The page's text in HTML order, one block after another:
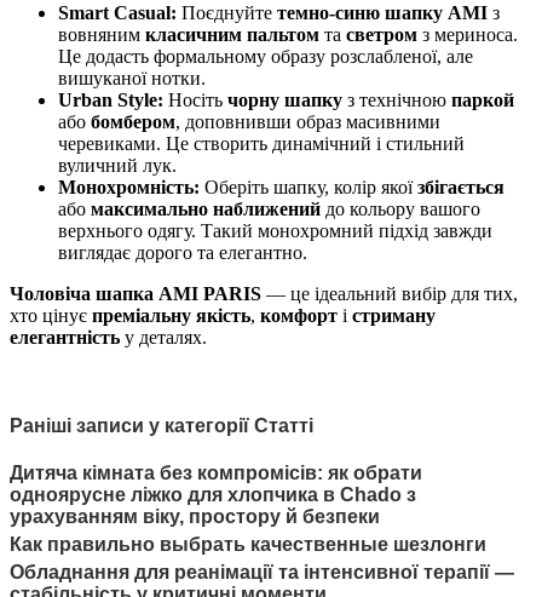
Smart Casual: Поєднуйте темно-синю шапку AMI з
вовняним класичним пальтом та светром з мериноса.
Це додасть формальному образу розслабленої, але
вишуканої нотки.
Urban Style: Носіть чорну шапку з технічною паркой
або бомбером, доповнивши образ масивними
черевиками. Це створить динамічний і стильний
вуличний лук.
Монохромність: Оберіть шапку, колір якоїзбігається
або максимально наближений до кольору вашого
верхнього одягу. Такий монохромний підхід завжди
виглядає дорого та елегантно.
Чоловіча шапка AMI PARIS — це ідеальний вибір для тих,
хто цінує преміальну якість, комфорт і стриману
елегантність у деталях.
Раніші записи у категорії Статті
Дитяча кімната без компромісів: як обрати
одноярусне ліжко для хлопчика в Chado з
урахуванням віку, простору й безпеки
Как правильно выбрать качественные шезлонги
Обладнання для реанімації та інтенсивної терапії —